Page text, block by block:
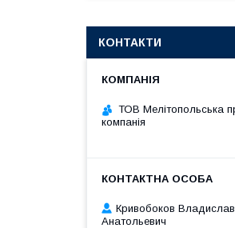
КОНТАКТИ
ТОВ Мелітопольська
компанія
Кривобоков Владислав
Анатольевич